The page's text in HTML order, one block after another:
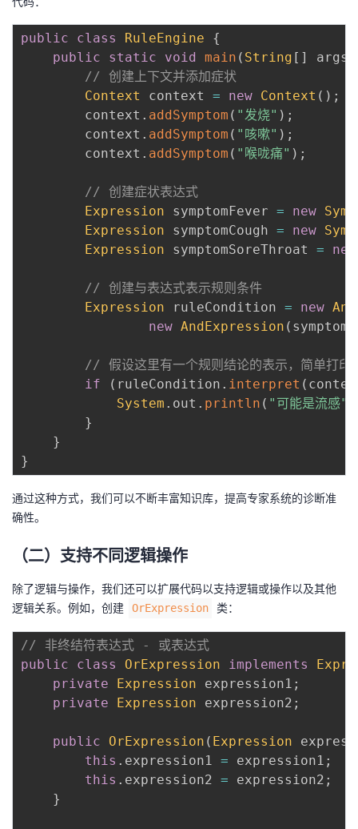
public class RuleEngine
{
public
static void main ( String [ ] args
// 创建上下文并添加症状
Context
context = new Context ( ) ;
        context
. addSymptom ( "发烧" ) ;
        context
. addSymptom ( "咳嗽" ) ;
        context
. addSymptom ( "喉咙痛" ) ;
// 创建症状表达式
Expression symptomFever = new
Expression symptomCough = new
Expression symptomSoreThroat = new
// 创建与表达式表示规则条件
Expression ruleCondition = new
new AndExpression (
// 假设这里有一个规则结论的表示，简单打印
if
( ruleCondition . interpret (
System . out . println ( "可能是流感"
}
}
}
通过这种方式，我们可以不断丰富知识库，提高专家系统的诊断准
确性。
（二）支持不同逻辑操作
除了逻辑与操作，我们还可以扩展代码以支持逻辑或操作以及其他
逻辑关系。例如，创建
OrExpression 类：
// 非终结符表达式 - 或表达式
public
class OrExpression implements
private
Expression expression1 ;
private
Expression expression2 ;
public OrExpression ( Expression
this . expression1 = expression1 ;
this . expression2 = expression2 ;
}